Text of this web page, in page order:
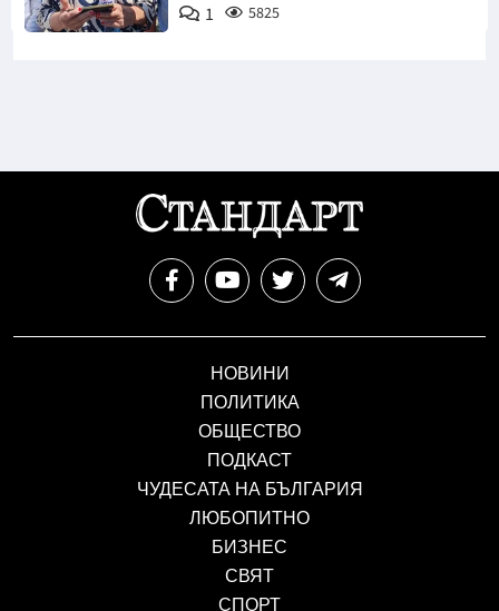
Снимка: БТА 1 5825
НОВИНИ
ПОЛИТИКА
ОБЩЕСТВО
ПОДКАСТ
ЧУДЕСАТА НА БЪЛГАРИЯ
ЛЮБОПИТНО
БИЗНЕС
СВЯТ
СПОРТ